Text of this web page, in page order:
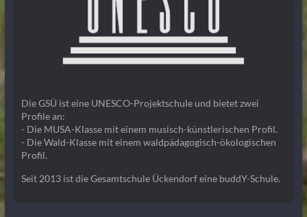
Die GSÜ ist eine UNESCO-Projektschule und bietet zwei
Profile an:
- Die MUSA-Klasse mit einem musisch-künstlerischen Profil.
- Die Wald-Klasse mit einem waldpädagogisch-ökologischen
Profil.
Seit 2013 ist die Gesamtschule Ückendorf eine buddY-Schule.